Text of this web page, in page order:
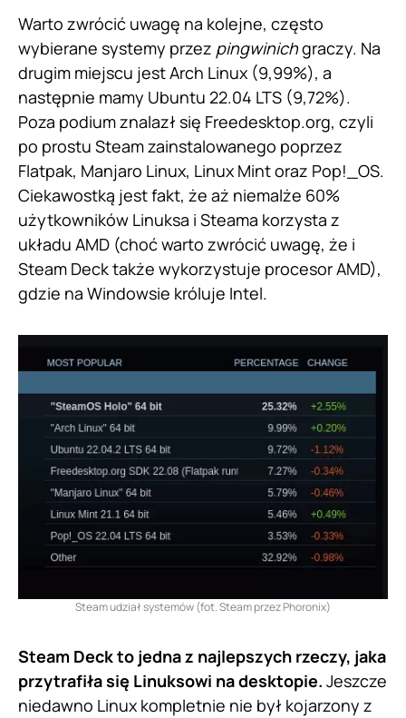
Warto zwrócić uwagę na kolejne, często
wybierane systemy przez pingwinichgraczy. Na
drugim miejscu jest Arch Linux (9,99%), a
następnie mamy Ubuntu 22.04 LTS (9,72%).
Poza podium znalazł się Freedesktop.org, czyli
po prostu Steam zainstalowanego poprzez
Flatpak, Manjaro Linux, Linux Mint oraz Pop!_OS.
Ciekawostką jest fakt, że aż niemalże 60%
użytkowników Linuksa i Steama korzysta z
układu AMD (choć warto zwrócić uwagę, że i
Steam Deck także wykorzystuje procesor AMD),
gdzie na Windowsie króluje Intel.
Steam udział systemów (fot. Steam przez Phoronix)
Steam Deck to jedna z najlepszych rzeczy, jaka
przytrafiła się Linuksowi na desktopie. Jeszcze
niedawno Linux kompletnie nie był kojarzony z